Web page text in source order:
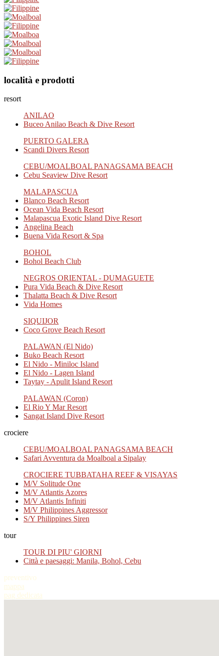
località e prodotti
resort
ANILAO
Buceo Anilao Beach & Dive Resort
PUERTO GALERA
Scandi Divers Resort
CEBU/MOALBOAL PANAGSAMA BEACH
Cebu Seaview Dive Resort
MALAPASCUA
Blanco Beach Resort
Ocean Vida Beach Resort
Malapascua Exotic Island Dive Resort
Angelina Beach
Buena Vida Resort & Spa
BOHOL
Bohol Beach Club
NEGROS ORIENTAL - DUMAGUETE
Pura Vida Beach & Dive Resort
Thalatta Beach & Dive Resort
Vida Homes
SIQUIJOR
Coco Grove Beach Resort
PALAWAN (El Nido)
Buko Beach Resort
El Nido - Miniloc Island
El Nido - Lagen Island
Taytay - Apulit Island Resort
PALAWAN (Coron)
El Rio Y Mar Resort
Sangat Island Dive Resort
crociere
CEBU/MOALBOAL PANAGSAMA BEACH
Safari Avventura da Moalboal a Sipalay
CROCIERE TUBBATAHA REEF & VISAYAS
M/V Solitude One
M/V Atlantis Azores
M/V Atlantis Infiniti
M/V Philippines Aggressor
S/Y Philippines Siren
tour
TOUR DI PIU' GIORNI
Città e paesaggi: Manila, Bohol, Cebu
preventivo
mappa
pag dedicata